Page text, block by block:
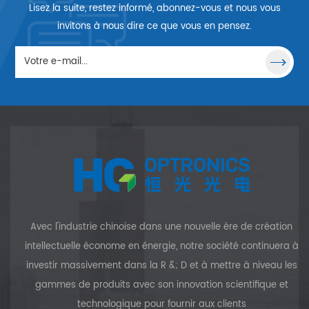
Lisez la suite, restez informé, abonnez-vous et nous vous
invitons à nous dire ce que vous en pensez.
Avec l'industrie chinoise dans une nouvelle ère de création
intellectuelle économe en énergie, notre société continuera à
investir massivement dans la R &; D et à mettre à niveau les
gammes de produits avec son innovation scientifique et
technologique pour fournir aux clients